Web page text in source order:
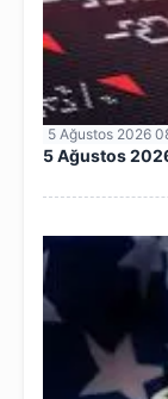
5 Ağustos 2026
5 Ağustos